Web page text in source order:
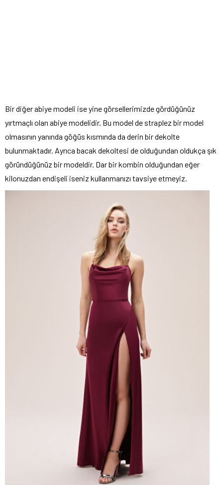
Bir diğer abiye modeli ise yine görsellerimizde gördüğünüz
yırtmaçlı olan abiye modelidir. Bu model de straplez bir model
olmasının yanında göğüs kısmında da derin bir dekolte
bulunmaktadır. Ayrıca bacak dekoltesi de olduğundan oldukça şık
göründüğünüz bir modeldir. Dar bir kombin olduğundan eğer
kilonuzdan endişeli iseniz kullanmanızı tavsiye etmeyiz.